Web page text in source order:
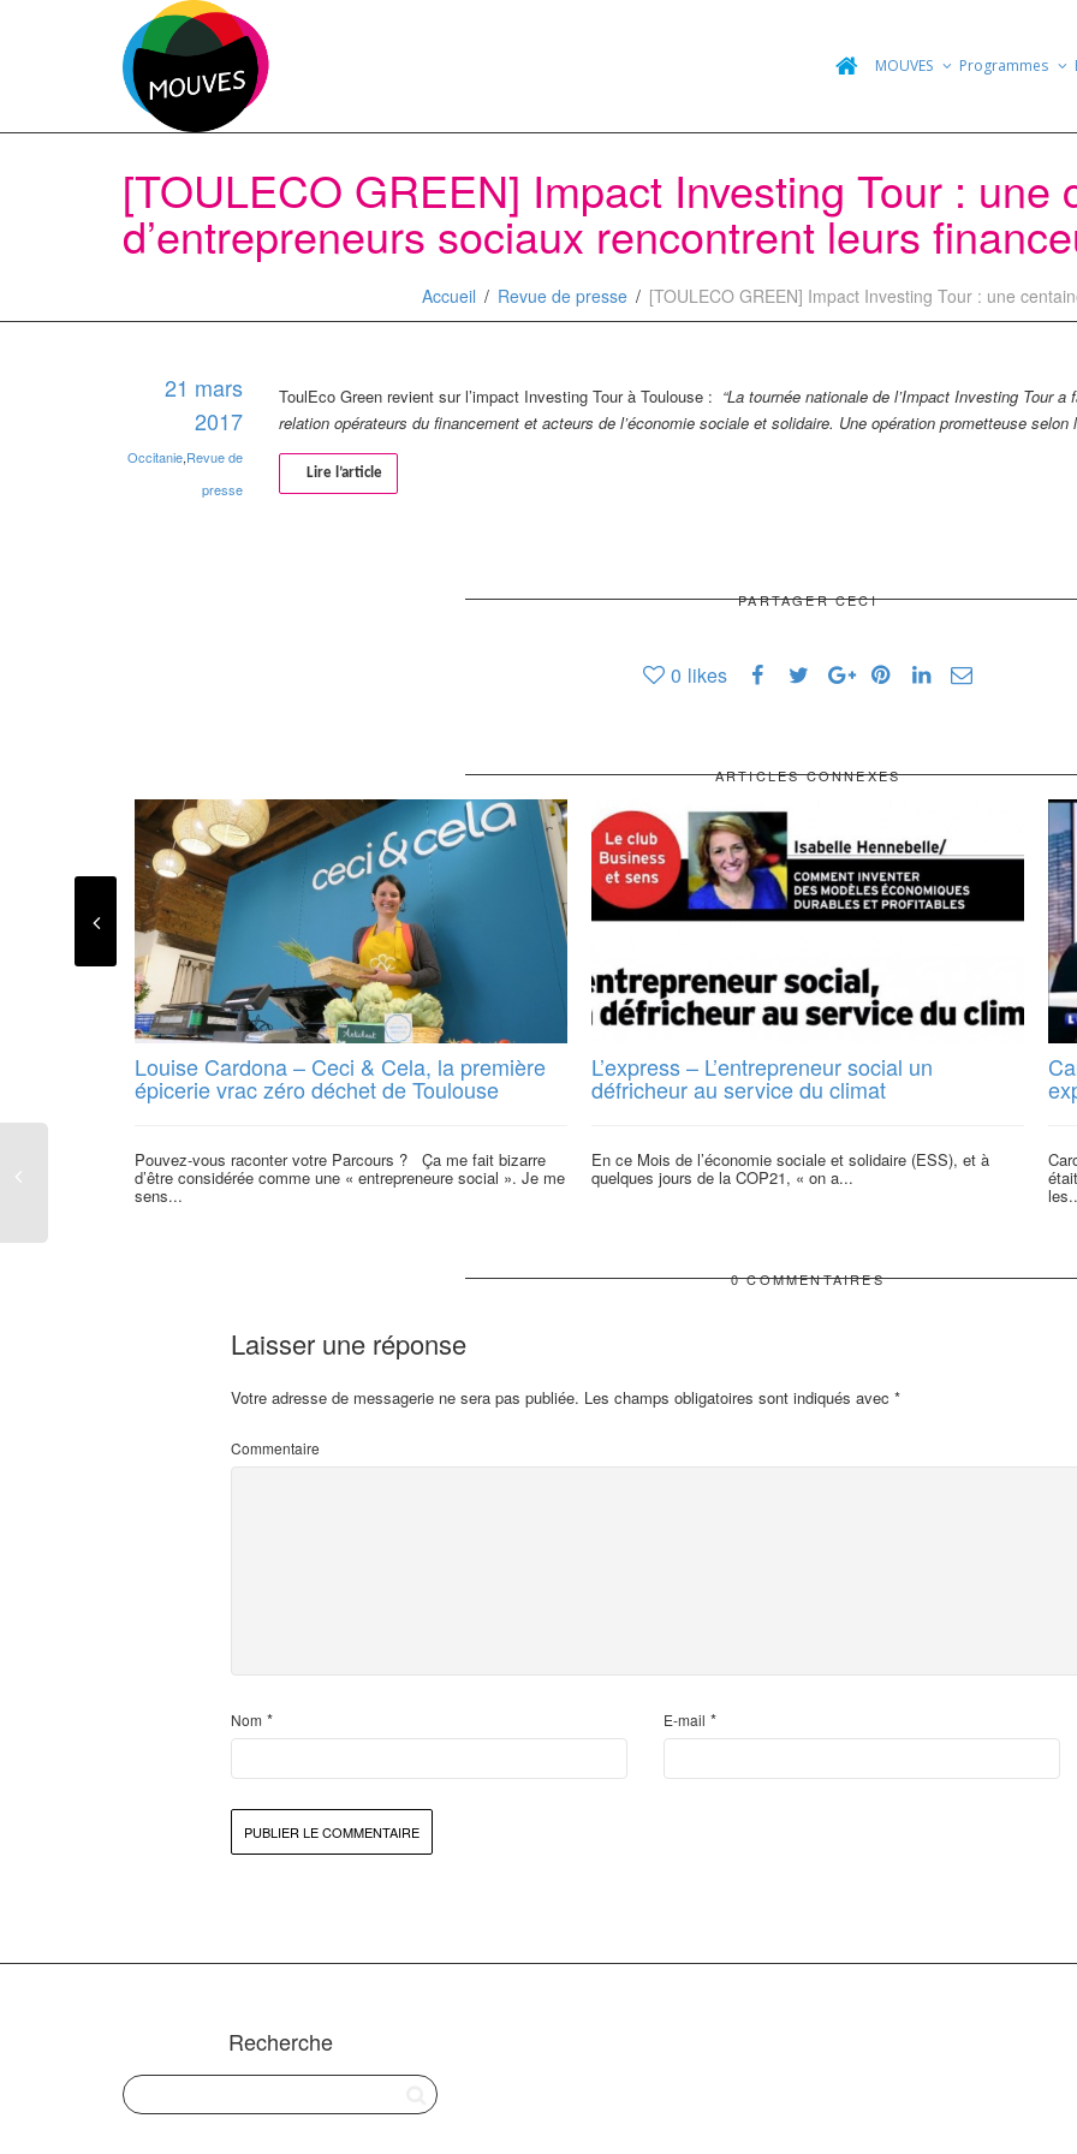
MOUVES Programmes
[TOULECO GREEN] Impact Investing Tour : une
d’entrepreneurs sociaux rencontrent leurs
Accueil Revue de presse [TOULECO GREEN] Impact Investing Tour : une
21 mars
2017
Occitanie,Revue de
presse
ToulEco Green revient sur l’impact Investing Tour à Toulouse : “La tournée nationale de l’Impact Investing Tour
relation opérateurs du financement et acteurs de l’économie sociale et solidaire. Une opération prometteuse
Lire l’article
PARTAGER CECI
0 likes
ARTICLES CONNEXES
Louise Cardona – Ceci & Cela, la première
épicerie vrac zéro déchet de Toulouse
Pouvez-vous raconter votre Parcours ? Ça me fait bizarre
d’être considérée comme une « entrepreneure social ». Je me
sens...
L’express – L’entrepreneur social un
défricheur au service du climat
En ce Mois de l’économie sociale et solidaire (ESS), et à
quelques jours de la COP21, « on a...
0 COMMENTAIRES
Laisser une réponse
Votre adresse de messagerie ne sera pas publiée. Les champs obligatoires sont indiqués avec *
Commentaire
Nom * E-mail *
Recherche